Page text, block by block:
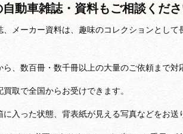
自動車雑誌・資料もご相談くだ
、メーカー資料は、趣味のコレクションとし
、数百冊・数千冊以上の大量のご依頼まで対
取で全国からお受けできます。
入った状態、背表紙が見える写真などをお送